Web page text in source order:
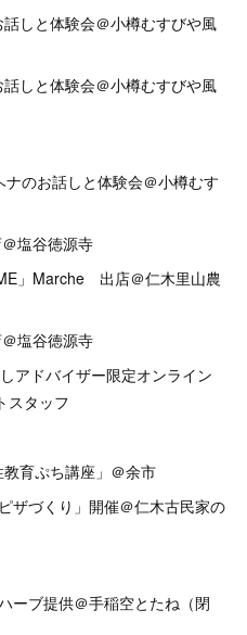
しと体験会＠小樽むすびや風
しと体験会＠小樽むすびや風
のお話しと体験会＠小樽むす
塩谷徳源寺
」Marche 出店＠仁木里山農
塩谷徳源寺
アドバイザー限定オンライン
スタッフ
育ぷち講座」＠余市
づくり」開催＠仁木古民家の
ブ提供＠手稲空とたね（閉